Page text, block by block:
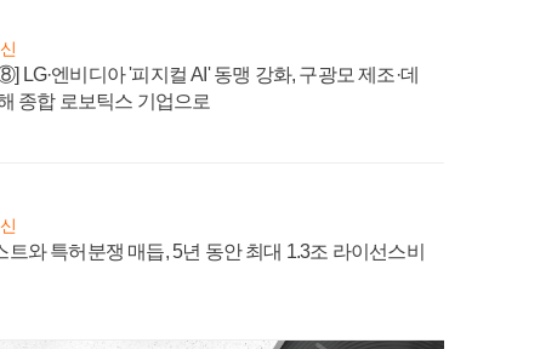
LG·엔비디아 '피지컬 AI' 동맹 강화, 구광모 제조·데
종합 로보틱스 기업으로
트와 특허분쟁 매듭, 5년 동안 최대 1.3조 라이선스비